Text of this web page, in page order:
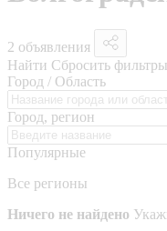
2 объявления
Найти Сбросить фильтры
Город / Область
Город, регион
Популярные
Все регионы
Ничего не найдено